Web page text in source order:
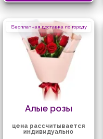
Бесплатная доставка по городу
Алые розы
цена рассчитывается
индивидуально